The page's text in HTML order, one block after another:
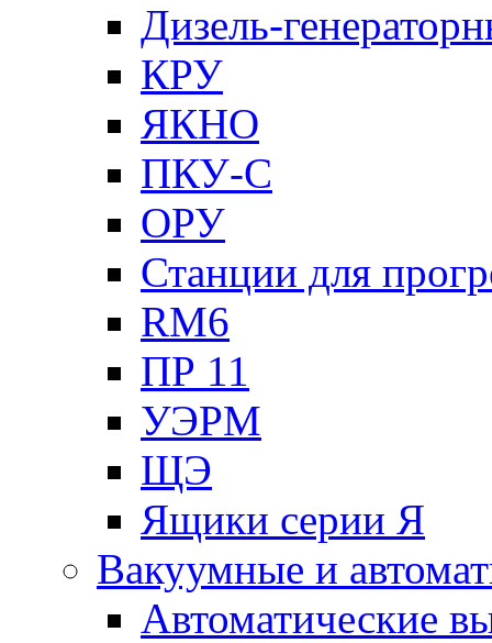
Дизель-
КРУ
ЯКНО
ПКУ-С
ОРУ
Станции для
RM6
ПР 11
УЭРМ
ЩЭ
Ящики серии Я
Вакуумные и
Автоматические